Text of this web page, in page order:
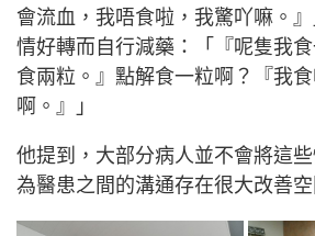
會流血，我唔食啦，我驚吖嘛。
情好轉而自行減藥：「『呢隻我
食兩粒。』點解食一粒啊？『我
啊。』」
他提到，大部分病人並不會將這
為醫患之間的溝通存在很大改善空